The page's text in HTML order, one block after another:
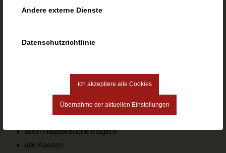
Andere externe Dienste
Datenschutzrichtlinie
Ich akzeptiere alle Cookies
Übernahme der aktuellen Einstellungen
Logopädische Behandlung
Termine nach Vereinbarung
auch Hausbesuche möglich
alle Kassen